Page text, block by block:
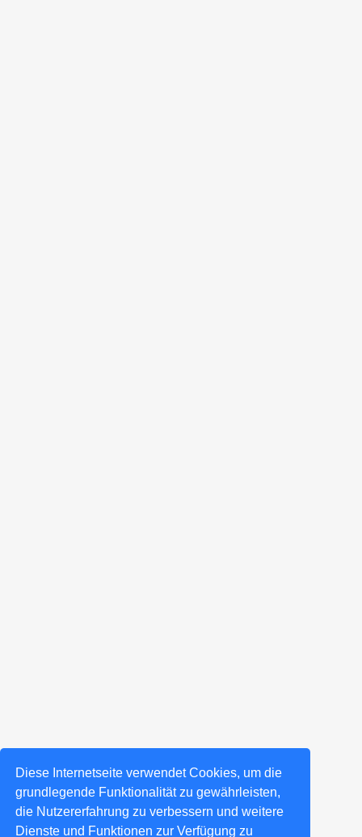
Diese Internetseite verwendet Cookies, um die
grundlegende Funktionalität zu gewährleisten,
die Nutzererfahrung zu verbessern und weitere
Dienste und Funktionen zur Verfügung zu